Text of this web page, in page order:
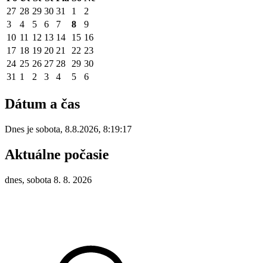
27 28 29 30 31 1
2
3
4 5 6 7 8
9
10 11 12 13 14 15 16
17 18 19 20 21 22 23
24 25 26 27 28 29 30
31 1 2 3 4 5 6
Dátum a čas
Dnes je sobota, 8.8.2026, 8:19:17
Aktuálne počasie
dnes, sobota 8. 8. 2026